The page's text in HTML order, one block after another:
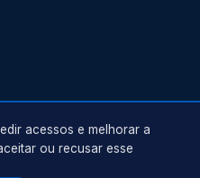
acessos e melhorar a
ou recusar esse